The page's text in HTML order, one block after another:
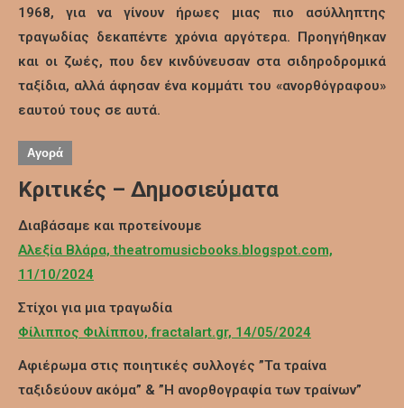
1968, για να γίνουν ήρωες μιας πιο ασύλληπτης
τραγωδίας δεκαπέντε χρόνια αργότερα. Προηγήθηκαν
και οι ζωές, που δεν κινδύνευσαν στα σιδηροδρομικά
ταξίδια, αλλά άφησαν ένα κομμάτι του «ανορθόγραφου»
εαυτού τους σε αυτά.
Αγορά
Κριτικές – Δημοσιεύματα
Διαβάσαμε και προτείνουμε
Αλεξία Βλάρα, theatromusicbooks.blogspot.com,
11/10/2024
Στίχοι για μια τραγωδία
Φίλιππος Φιλίππου, fractalart.gr, 14/05/2024
Αφιέρωμα στις ποιητικές συλλογές ”Τα τραίνα
ταξιδεύουν ακόμα” & ”Η ανορθογραφία των τραίνων”